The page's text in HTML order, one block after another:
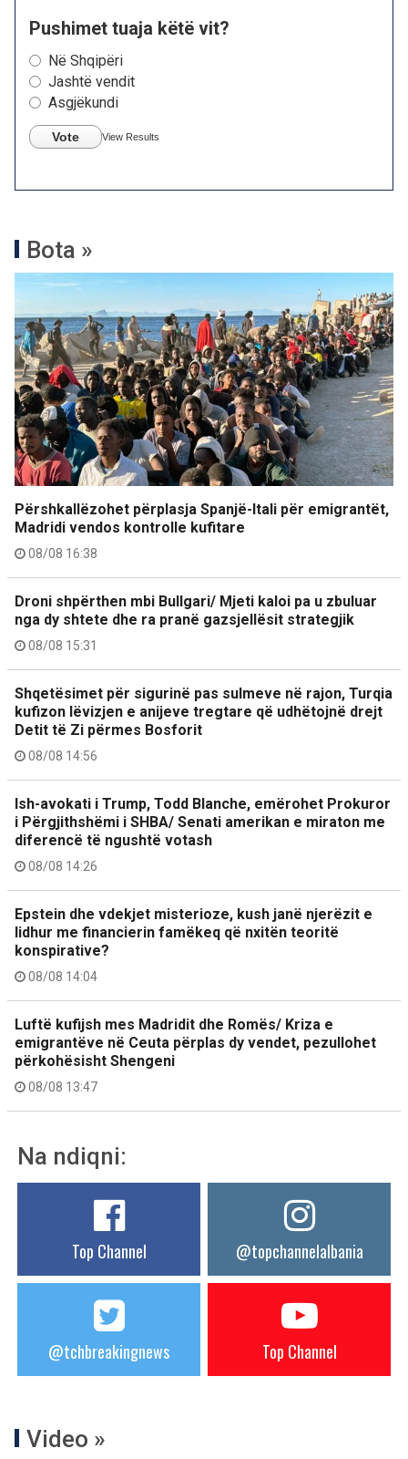
Pushimet tuaja këtë vit?
Në Shqipëri
Jashtë vendit
Asgjëkundi
Vote View Results
Bota »
Përshkallëzohet përplasja Spanjë-Itali për emigrantët,
Madridi vendos kontrolle kufitare
08/08 16:38
Droni shpërthen mbi Bullgari/ Mjeti kaloi pa u zbuluar
nga dy shtete dhe ra pranë gazsjellësit strategjik
08/08 15:31
Shqetësimet për sigurinë pas sulmeve në rajon, Turqia
kufizon lëvizjen e anijeve tregtare që udhëtojnë drejt
Detit të Zi përmes Bosforit
08/08 14:56
Ish-avokati i Trump, Todd Blanche, emërohet Prokuror
i Përgjithshëmi i SHBA/ Senati amerikan e miraton me
diferencë të ngushtë votash
08/08 14:26
Epstein dhe vdekjet misterioze, kush janë njerëzit e
lidhur me financierin famëkeq që nxitën teoritë
konspirative?
08/08 14:04
Luftë kufijsh mes Madridit dhe Romës/ Kriza e
emigrantëve në Ceuta përplas dy vendet, pezullohet
përkohësisht Shengeni
08/08 13:47
Na ndiqni:
Top Channel @topchannelalbania
@tchbreakingnews Top Channel
Video »